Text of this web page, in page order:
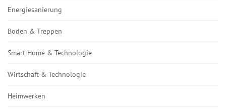
Energiesanierung
Boden & Treppen
Smart Home & Technologie
Wirtschaft & Technologie
Heimwerken